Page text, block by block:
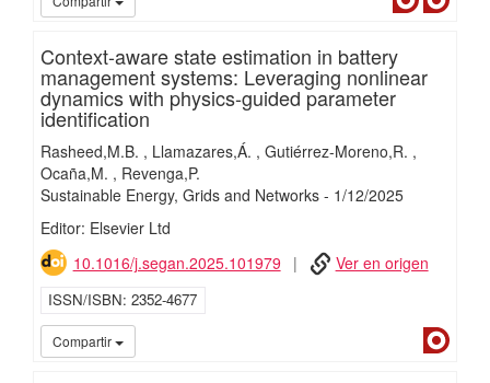
Context-aware state estimation in battery
management systems: Leveraging nonlinear
dynamics with physics-guided parameter
identification
Rasheed,M.B. Llamazares,Á.
Gutiérrez-Moreno,R.
Ocaña,M.
Revenga,P.
Sustainable Energy, Grids and Networks- 1/12/2025
Editor: Elsevier Ltd
10.1016/j.segan.2025.101979
Ver en origen
ISSN/ISBN 2352-4677
Compartir